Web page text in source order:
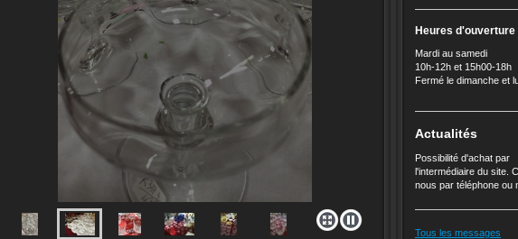
Heures d'ouverture
Mardi au samedi
10h-12h et 15h00-18h
Fermé le dimanche et
Actualités
Possibilité d'achat par
l'intermédiaire du site.
nous par téléphone ou
Tous les messages